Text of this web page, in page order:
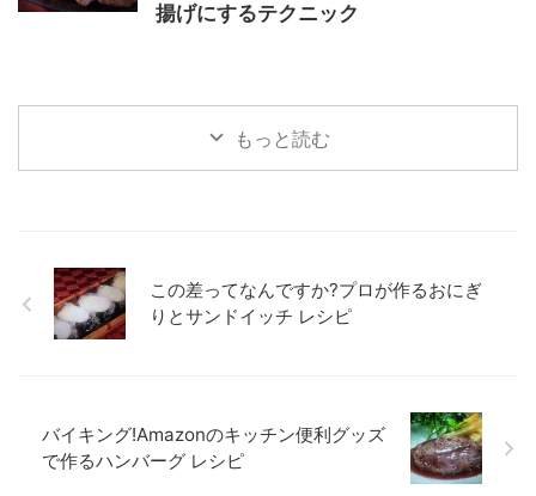
揚げにするテクニック
もっと読む
この差ってなんですか?プロが作るおにぎ
りとサンドイッチ レシピ
バイキング!Amazonのキッチン便利グッズ
で作るハンバーグ レシピ